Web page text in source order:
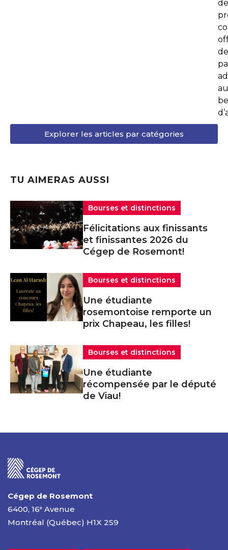
de
Explorer les articles par catégories
TU AIMERAS AUSSI
Bourses et distinctions
Félicitations aux finissants
et finissantes 2026 du
Cégep de Rosemont!
Bourses et distinctions
Une étudiante
rosemontoise remporte un
prix Chapeau, les filles!
Bourses et distinctions
Une étudiante
récompensée par le député
de Viau!
Cégep de Rosemont
6400, 16e Avenue
Montréal (Québec) H1X 2S9